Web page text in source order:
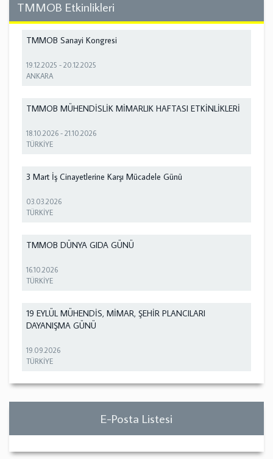
TMMOB Etkinlikleri
TMMOB Sanayi Kongresi
19.12.2025 -20.12.2025
ANKARA
TMMOB MÜHENDİSLİK MİMARLIK HAFTASI ETKİNLİKLERİ
18.10.2026 -21.10.2026
TÜRKİYE
3 Mart İş Cinayetlerine Karşı Mücadele Günü
03.03.2026
TÜRKİYE
TMMOB DÜNYA GIDA GÜNÜ
16.10.2026
TÜRKİYE
19 EYLÜL MÜHENDİS, MİMAR, ŞEHİR PLANCILARI
DAYANIŞMA GÜNÜ
19.09.2026
TÜRKİYE
E-Posta Listesi